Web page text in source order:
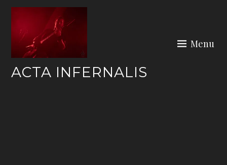
Skip
content
ACTA INFERNALIS
Menu